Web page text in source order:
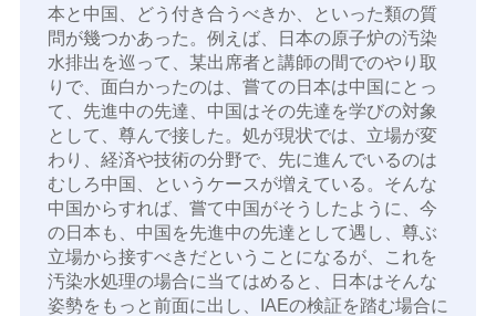
本と中国、どう付き合うべきか、といった類の質
問が幾つかあった。例えば、日本の原子炉の汚染
水排出を巡って、某出席者と講師の間でのやり取
りで、面白かったのは、嘗ての日本は中国にとっ
て、先進中の先達、中国はその先達を学びの対象
として、尊んで接した。処が現状では、立場が変
わり、経済や技術の分野で、先に進んでいるのは
むしろ中国、というケースが増えている。そんな
中国からすれば、嘗て中国がそうしたように、今
の日本も、中国を先進中の先達として遇し、尊ぶ
立場から接すべきだということになるが、これを
汚染水処理の場合に当てはめると、日本はそんな
姿勢をもっと前面に出し、IAEの検証を踏む場合に